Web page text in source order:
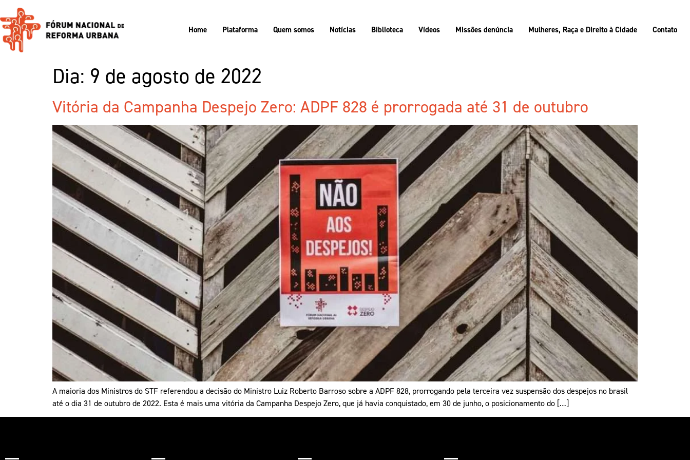
Home Plataforma Quem somos Notícias Biblioteca Vídeos Missões denúncia Mulheres, Raça e Direito à Cidade Contato
Dia: 9 de agosto de 2022
Vitória da Campanha Despejo Zero: ADPF 828 é prorrogada até 31 de outubro
A maioria dos Ministros do STF referendou a decisão do Ministro Luiz Roberto Barroso sobre a ADPF 828, prorrogando pela terceira vez suspensão dos despejos no brasil
até o dia 31 de outubro de 2022. Esta é mais uma vitória da Campanha Despejo Zero, que já havia conquistado, em 30 de junho, o posicionamento do […]